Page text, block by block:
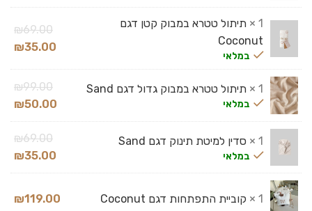
1 ×
תיתול טטרא במבוק קטן דגם
Coconut
במלאי
₪69.00
₪35.00
1 × תיתול טטרא במבוק גדול דגם Sand
במלאי
₪99.00
₪50.00
1 × סדין למיטת תינוק דגם Sand
במלאי
₪69.00
₪35.00
1 × קוביית התפתחות דגם Coconut ₪119.00